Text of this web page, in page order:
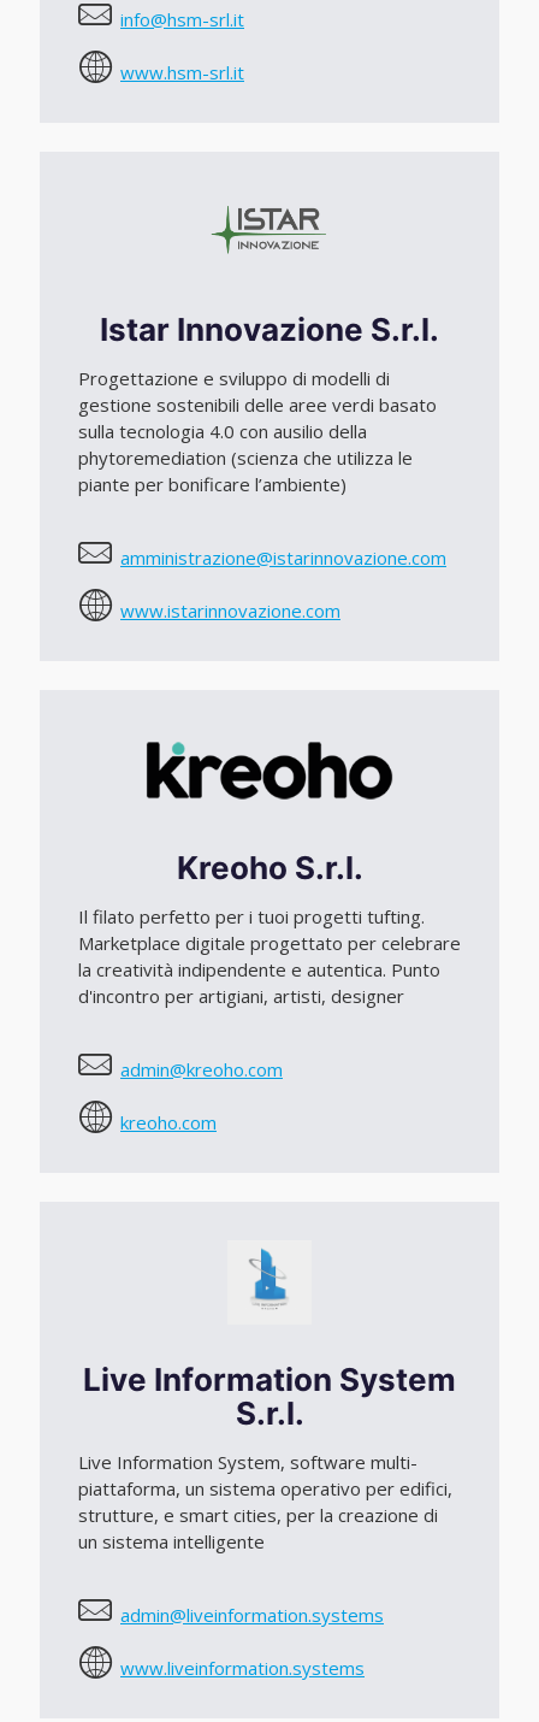
info@hsm-srl.it
www.hsm-srl.it
Istar Innovazione S.r.l.
Progettazione e sviluppo di modelli di
gestione sostenibili delle aree verdi basato
sulla tecnologia 4.0 con ausilio della
phytoremediation (scienza che utilizza le
piante per bonificare l’ambiente)
amministrazione@istarinnovazione.com
www.istarinnovazione.com
Kreoho S.r.l.
Il filato perfetto per i tuoi progetti tufting.
Marketplace digitale progettato per celebrare
la creatività indipendente e autentica. Punto
d'incontro per artigiani, artisti, designer
admin@kreoho.com
kreoho.com
Live Information System
S.r.l.
Live Information System, software multi-
piattaforma, un sistema operativo per edifici,
strutture, e smart cities, per la creazione di
un sistema intelligente
admin@liveinformation.systems
www.liveinformation.systems